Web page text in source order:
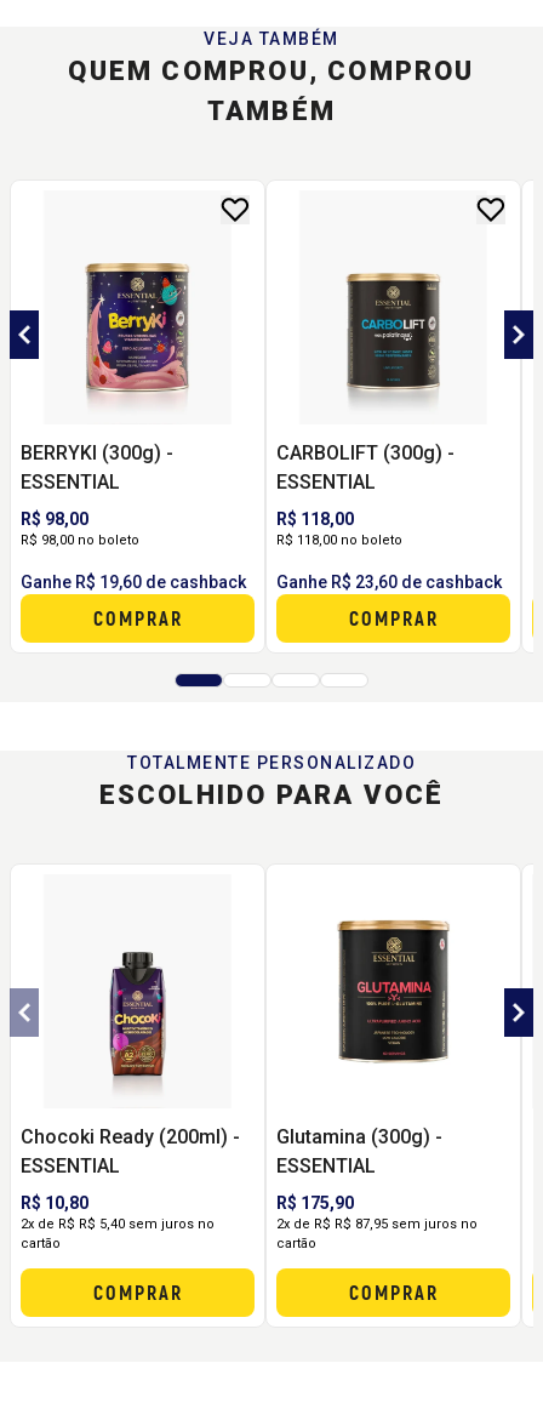
VEJA TAMBÉM
QUEM COMPROU, COMPROU
TAMBÉM
BERRYKI (300g) -
ESSENTIAL
R$ 98,00
R$ 98,00 no boleto
Ganhe R$ 19,60 de cashback
COMPRAR
CARBOLIFT (300g) -
ESSENTIAL
R$ 118,00
R$ 118,00 no boleto
Ganhe R$ 23,60 de cashback
COMPRAR
TOTALMENTE PERSONALIZADO
ESCOLHIDO PARA VOCÊ
Chocoki Ready (200ml) -
ESSENTIAL
R$ 10,80
2x de R$ R$ 5,40 sem juros no
cartão
COMPRAR
Glutamina (300g) -
ESSENTIAL
R$ 175,90
2x de R$ R$ 87,95 sem juros no
cartão
COMPRAR